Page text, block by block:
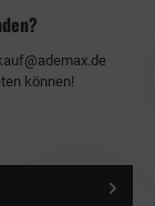
können!